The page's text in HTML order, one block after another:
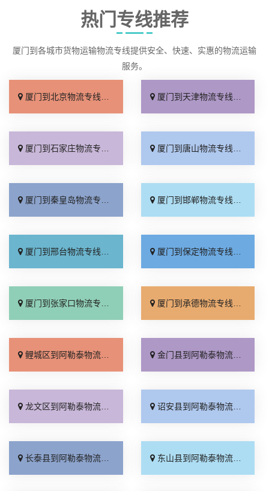
热门专线推荐
厦门到各城市货物运输物流专线提供安全、快速、实惠的物流运输
服务。
厦门到北京物流专线_直达不中转「送货到门」 厦门到天津物流专线_运保时效「高效快运」
厦门到石家庄物流专线_准时准点「多少公里」 厦门到唐山物流专线_全境派送「收费介绍」
厦门到秦皇岛物流专线_高效运输「运保时效」 厦门到邯郸物流专线_物流拼车「全境配送」
厦门到邢台物流专线_专业靠谱「上门提货」 厦门到保定物流专线_全程直达「高效运输」
厦门到张家口物流专线_全境派送「多久能到」 厦门到承德物流专线_专业调车「合理收费」
鲤城区到阿勒泰物流专线_全程直达「价格透明」 金门县到阿勒泰物流专线_价格透明「服务周到」
龙文区到阿勒泰物流专线_快速直达「随叫随到」 诏安县到阿勒泰物流专线_费用多少「快速响应」
长泰县到阿勒泰物流专线_专线快运「高效快运」 东山县到阿勒泰物流专线_一站式托运「全程定位」